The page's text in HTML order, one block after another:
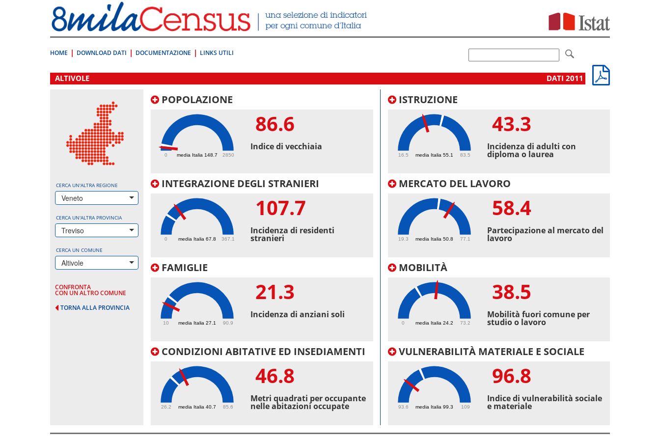
direttamente
a:
Contenuto
HOME DOWNLOAD DATI DOCUMENTAZIONE LINKS UTILI
.
ALTIVOLE DATI 2011
CERCA UN'ALTRA REGIONE
Veneto
CERCA UN'ALTRA PROVINCIA
Treviso
CERCA UN COMUNE
Altivole
CONFRONTA
CON UN ALTRO COMUNE
TORNA ALLA PROVINCIA
POPOLAZIONE
media Italia 148.7
0 2850
86.6
Indice di vecchiaia
INTEGRAZIONE DEGLI STRANIERI
media Italia 67.8
0 367.1
107.7
Incidenza di residenti
stranieri
FAMIGLIE
media Italia 27.1
10 90.9
21.3
Incidenza di anziani soli
CONDIZIONI ABITATIVE ED INSEDIAMENTI
media Italia 40.7
26.2 85.6
46.8
Metri quadrati per occupante
nelle abitazioni occupate
ISTRUZIONE
media Italia 55.1
16.5 83.5
43.3
Incidenza di adulti con
diploma o laurea
MERCATO DEL LAVORO
media Italia 50.8
19.3 77.1
58.4
Partecipazione al mercato del
lavoro
MOBILITÀ
media Italia 24.2
0 73.2
38.5
Mobilità fuori comune per
studio o lavoro
VULNERABILITÀ MATERIALE E SOCIALE
media Italia 99.3
93.6 109
96.8
Indice di vulnerabilità sociale
e materiale